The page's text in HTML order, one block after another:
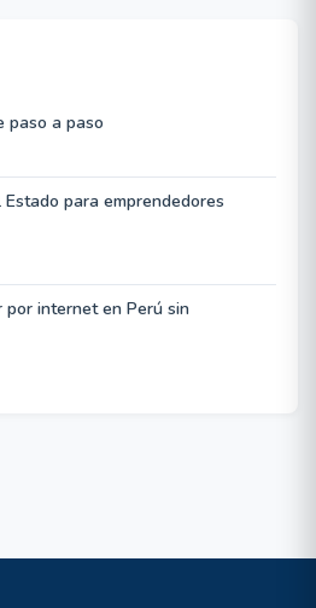
paso a paso
para emprendedores
por internet en Perú sin